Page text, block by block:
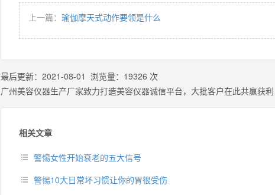
上一篇： 瑜伽摩天式动作要领是什么
最后更新： 2021-08-01 浏览量： 19326 次
广州美容仪器生产厂家致力打造美容仪器诚信平台，大批客户在此共赢获利
相关文章
警惕女性开始衰老的五大信号
警惕10大日常坏习惯让你的胃很受伤